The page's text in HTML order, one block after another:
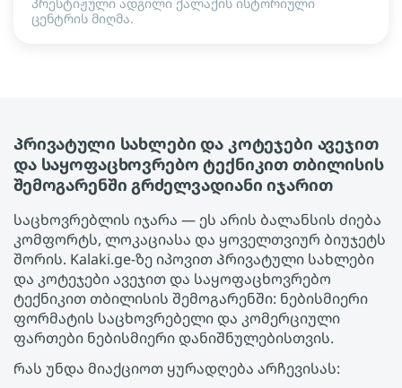
ცენტრის მიღმა.
Პრივატული სახლები და კოტეჯები ავეჯით
და საყოფაცხოვრებო ტექნიკით თბილისის
შემოგარენში გრძელვადიანი იჯარით
საცხოვრებლის იჯარა — ეს არის ბალანსის ძიება
კომფორტს, ლოკაციასა და ყოველთვიურ ბიუჯეტს
შორის. Kalaki.ge-ზე იპოვით Პრივატული სახლები
და კოტეჯები ავეჯით და საყოფაცხოვრებო
ტექნიკით თბილისის შემოგარენში: ნებისმიერი
ფორმატის საცხოვრებელი და კომერციული
ფართები ნებისმიერი დანიშნულებისთვის.
რას უნდა მიაქციოთ ყურადღება არჩევისას: